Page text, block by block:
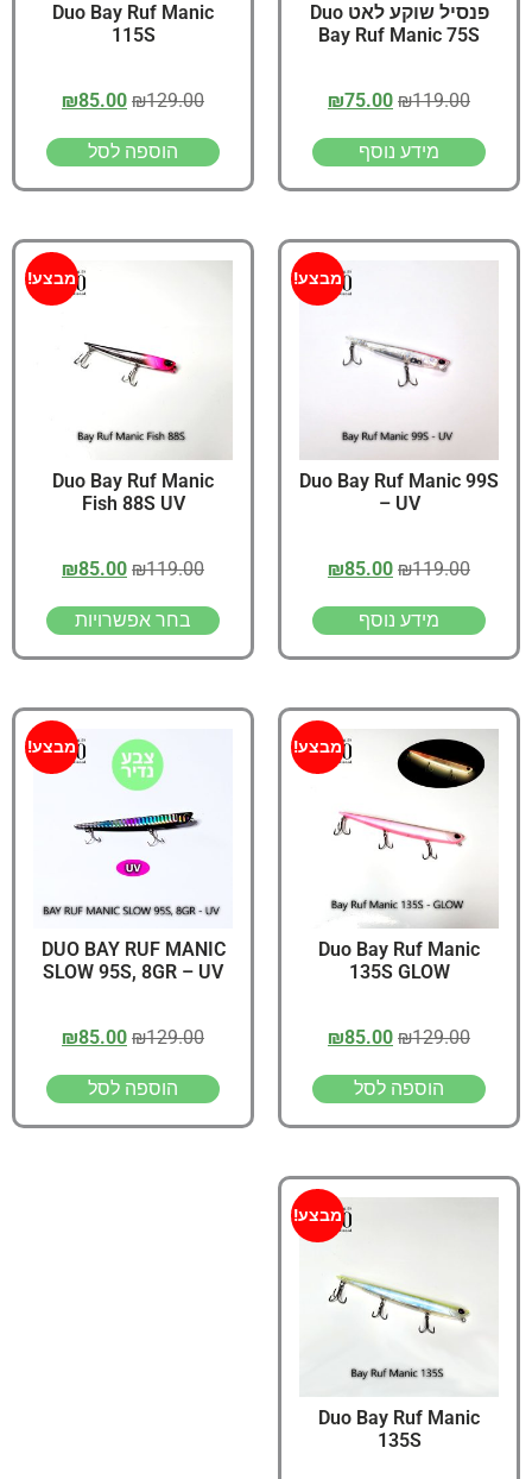
פנסיל שוקע לאט Duo
Bay Ruf Manic 75S
₪119.00
₪75.00
מידע נוסף
Duo Bay Ruf Manic
115S
₪129.00
₪85.00
הוספה לסל
מבצע!
Duo Bay Ruf Manic 99S
– UV
₪119.00
₪85.00
מידע נוסף
מבצע!
Duo Bay Ruf Manic
Fish 88S UV
₪119.00
₪85.00
בחר אפשרויות
מבצע!
Duo Bay Ruf Manic
135S GLOW
₪129.00
₪85.00
הוספה לסל
מבצע!
DUO BAY RUF MANIC
SLOW 95S, 8GR – UV
₪129.00
₪85.00
הוספה לסל
מבצע!
Duo Bay Ruf Manic
135S